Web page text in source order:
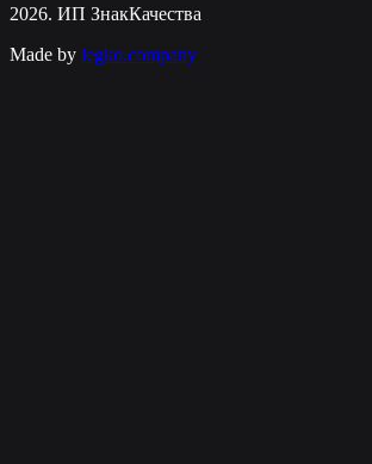
2026. ИП ЗнакКачества
Made by legko.company